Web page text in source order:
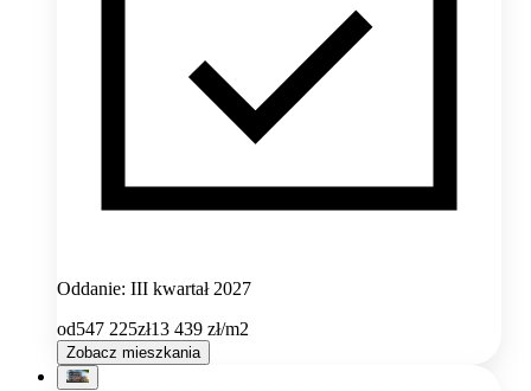
Oddanie: III kwartał 2027
od547 225zł13 439 zł/m2
Zobacz mieszkania